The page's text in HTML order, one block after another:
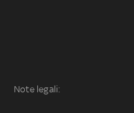
Note legali: